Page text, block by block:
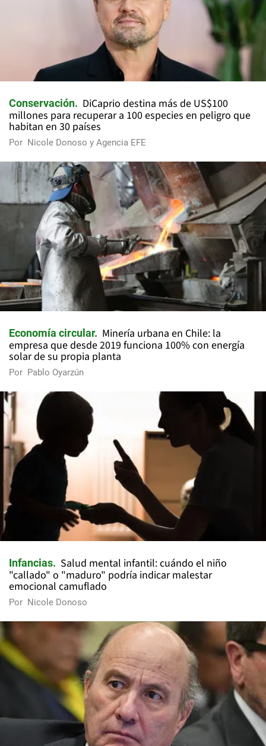
Conservación
DiCaprio destina más de US$100
millones para recuperar a 100 especies en peligro que
habitan en 30 países
Por Nicole Donoso y Agencia EFE
Economía circular
Minería urbana en Chile: la
empresa que desde 2019 funciona 100% con energía
solar de su propia planta
Por Pablo Oyarzún
Infancias
Salud mental infantil: cuándo el niño
"callado" o "maduro" podría indicar malestar
emocional camuflado
Por Nicole Donoso